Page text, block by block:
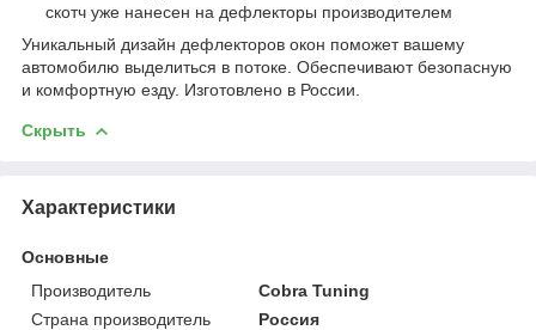
скотч уже нанесен на дефлекторы производителем
Уникальный дизайн дефлекторов окон поможет вашему
автомобилю выделиться в потоке. Обеспечивают безопасную
и комфортную езду. Изготовлено в России.
Скрыть
Характеристики
Основные
Производитель
Cobra Tuning
Страна производитель
Россия